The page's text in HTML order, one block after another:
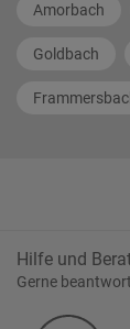
Amorbach
Goldbach
Hilfe und
Gerne